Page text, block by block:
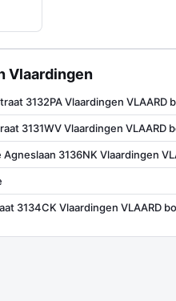
Vlaardingen
3132PA Vlaardingen VLAARD
3131WV Vlaardingen VLAARD
3136NK Vlaardingen
3134CK Vlaardingen VLAARD